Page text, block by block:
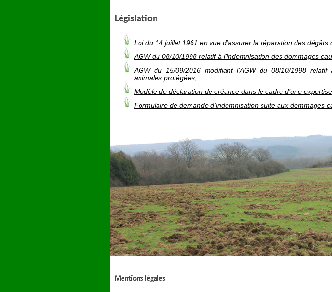
Législation
Loi du 14 juillet 1961 en vue d'assurer la réparation des dégâts
AGW du 08/10/1998 relatif à l'indemnisation des dommages
AGW du 15/09/2016 modifiant l’AGW du 08/10/1998
animales protégées;
Modèle de déclaration de créance dans le cadre d’une
Formulaire de demande d'indemnisation suite aux dommages